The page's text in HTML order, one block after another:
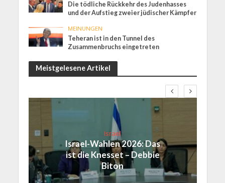
Die tödliche Rückkehr des Judenhasses
und der Aufstieg zweier jüdischer Kämpfer
MEINUNGEN
Teheran ist in den Tunnel des
Zusammenbruchs eingetreten
Meistgelesene Artikel
Israel
Israel-Wahlen 2026: Das
ist die Knesset – Debbie
Biton